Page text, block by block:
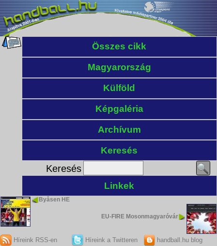
Összes cikk
Magyarország
Külföld
Képgaléria
Archívum
Keresés
Keresés
Linkek
Byåsen HE
EU-FIRE Mosonmagyaróvár
Híreink RSS-en Híreink a Twitteren handball.hu blog